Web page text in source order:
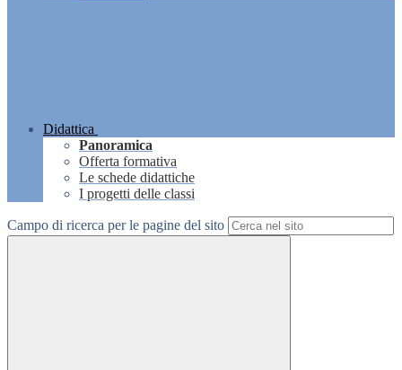
Didattica
Panoramica
Offerta formativa
Le schede didattiche
I progetti delle classi
Campo di ricerca per le pagine del sito